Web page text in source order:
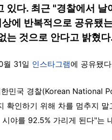
있다. 최근 "경찰에서
에 반복적으로 공유됐
는 것으로 안다고 밝혔
31일 인스타그램에 공유됐
민국 경찰(Korean National
확인하기 위해 차를 멈추지
야를 92.5% 가리게 된다"는